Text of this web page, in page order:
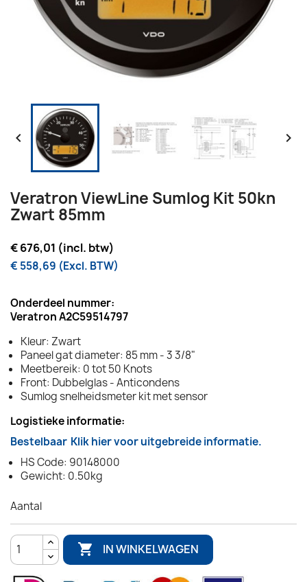
 
Veratron ViewLine Sumlog Kit 50kn
Zwart 85mm
€ 676,01 (incl. btw)
€ 558,69 (Excl. BTW)
Onderdeel nummer:
Veratron A2C59514797
Kleur: Zwart
Paneel gat diameter: 85 mm - 3 3/8"
Meetbereik: 0 tot 50 Knots
Front: Dubbelglas - Anticondens
Sumlog snelheidsmeter kit met sensor
Logistieke informatie:
Bestelbaar Klik hier voor uitgebreide informatie.
HS Code: 90148000
Gewicht: 0.50kg
Aantal
 IN WINKELWAGEN